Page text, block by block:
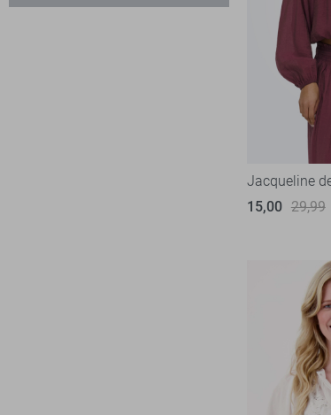
Kaffe 6
Jacqueline
15,00 29,99